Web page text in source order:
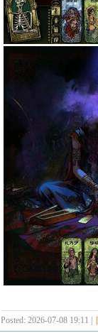
Posted: 2026-07-08 19:11 |